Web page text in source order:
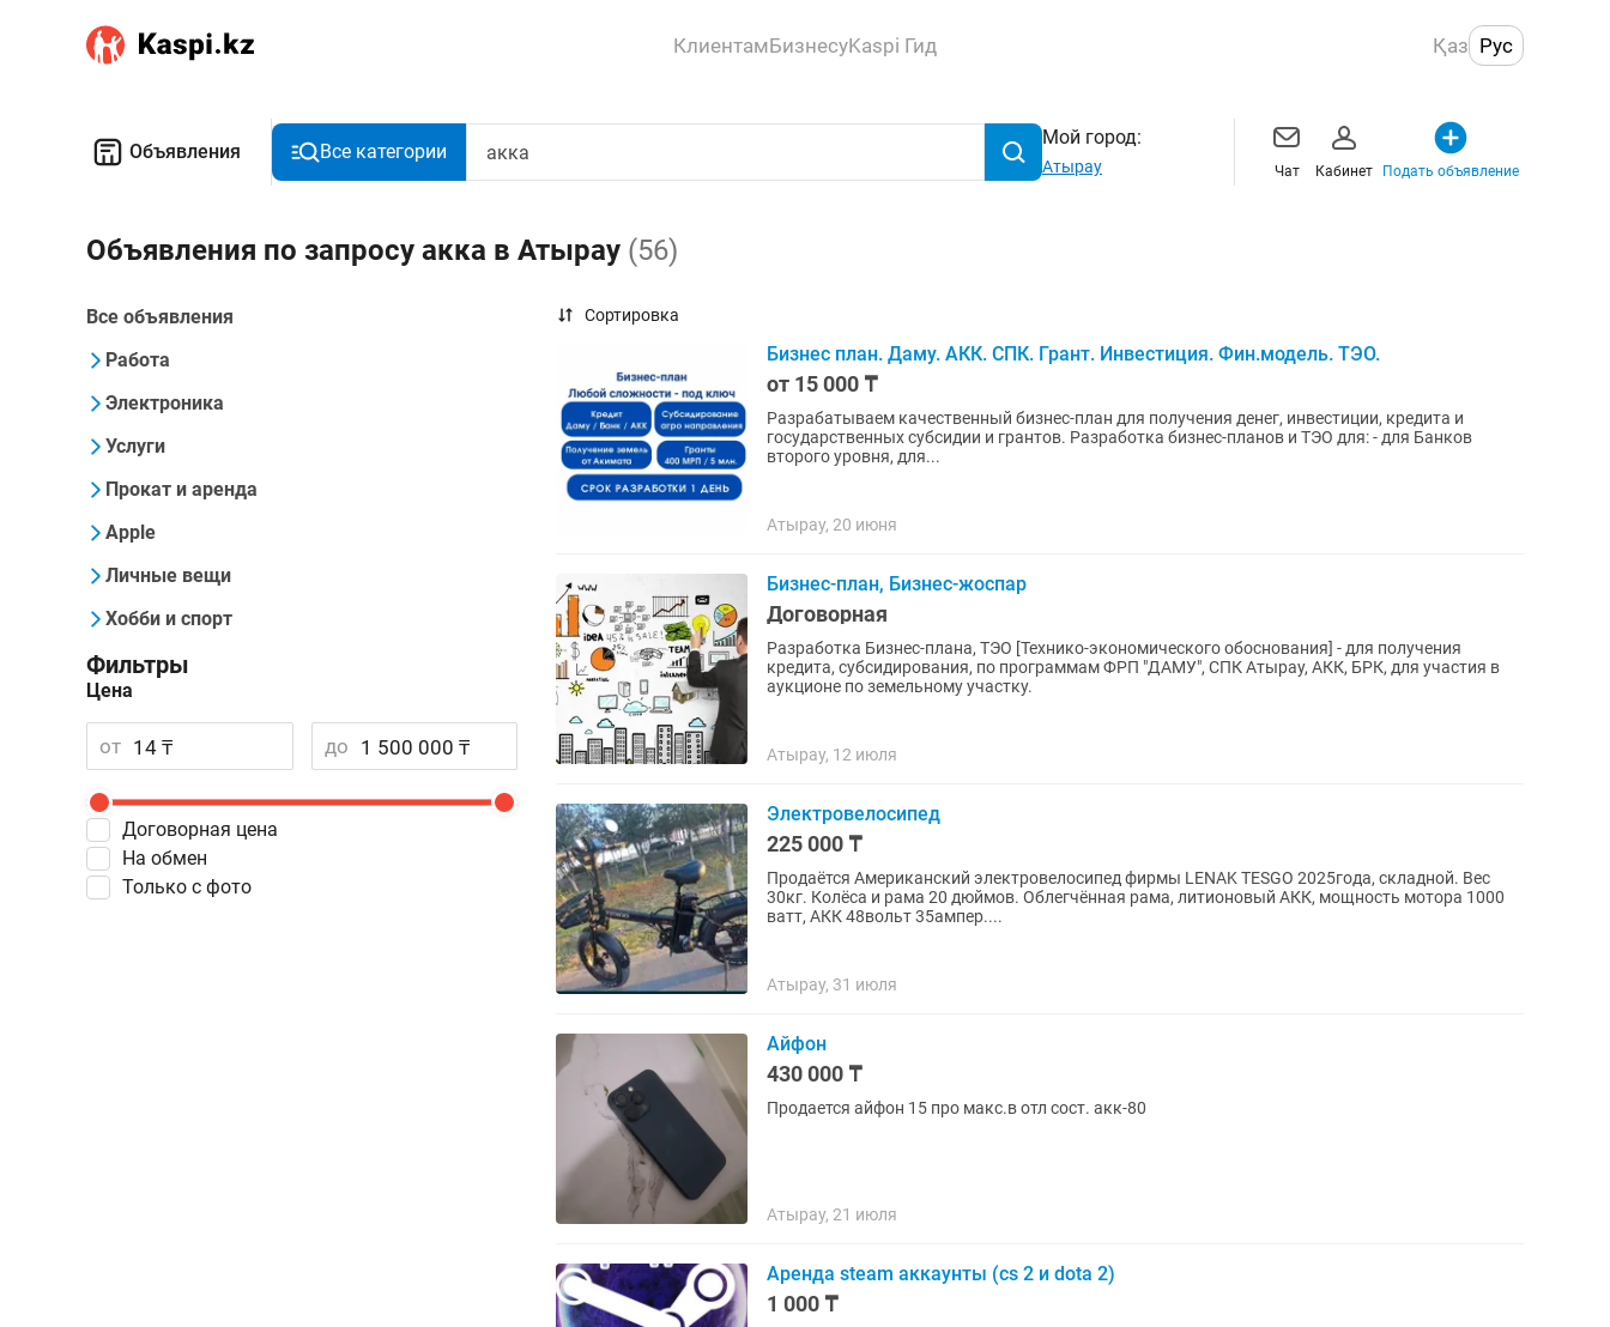
КлиентамБизнесуKaspi Гид Қаз Рус
Объявления Все категории
Мой город:
Атырау Чат Кабинет Подать объявление
Объявления по запросу акка в Атырау (56)
Все объявления
Работа
Электроника
Услуги
Прокат и аренда
Apple
Личные вещи
Хобби и спорт
Фильтры
Цена
от до
Договорная цена
На обмен
Только с фото
Сортировка
Бизнес план. Даму. АКК. СПК. Грант. Инвестиция. Фин.модель. ТЭО.
от 15 000 ₸
Разрабатываем качественный бизнес-план для получения денег, инвестиции, кредита и
государственных субсидии и грантов. Разработка бизнес-планов и ТЭО для: - для Банков
второго уровня, для...
Атырау, 20 июня
Бизнес-план, Бизнес-жоспар
Договорная
Разработка Бизнес-плана, ТЭО [Технико-экономического обоснования] - для получения
кредита, субсидирования, по программам ФРП "ДАМУ", СПК Атырау, АКК, БРК, для участия в
аукционе по земельному участку.
Атырау, 12 июля
Электровелосипед
225 000 ₸
Продаётся Американский электровелосипед фирмы LENAK TESGO 2025года, складной. Вес
30кг. Колёса и рама 20 дюймов. Облегчённая рама, литионовый АКК, мощность мотора 1000
ватт, АКК 48вольт 35ампер....
Атырау, 31 июля
Айфон
430 000 ₸
Продается айфон 15 про макс.в отл сост. акк-80
Атырау, 21 июля
Аренда steam аккаунты (cs 2 и dota 2)
1 000 ₸